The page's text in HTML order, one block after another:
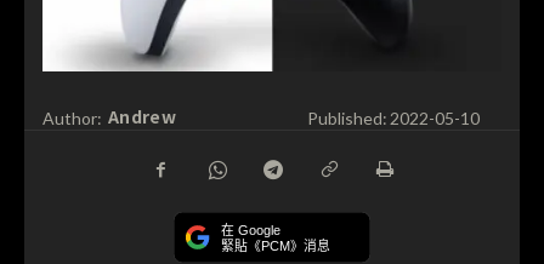
Author: Andrew Published: 2022-05-10
在 Google
緊貼《PCM》消息